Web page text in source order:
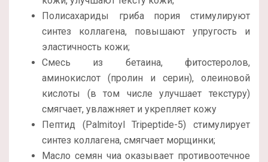
Полисахариды гриба пория стимулируют
синтез коллагена, повышают упругость и
эластичность кожи;
Смесь из бетаина, фитостеролов,
аминокислот (пролин и серин), олеиновой
кислоты (в том числе улучшает текстуру)
смягчает, увлажняет и укрепляет кожу
Пептид (Palmitoyl Tripeptide-5) стимулирует
синтез коллагена, смягчает морщинки;
Масло семян чиа оказывает противоотечное